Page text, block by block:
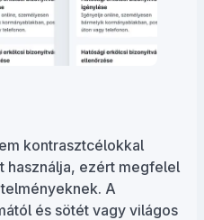
kontrasztcélokkal
használja, ezért megfelel
A
és sötét vagy világos